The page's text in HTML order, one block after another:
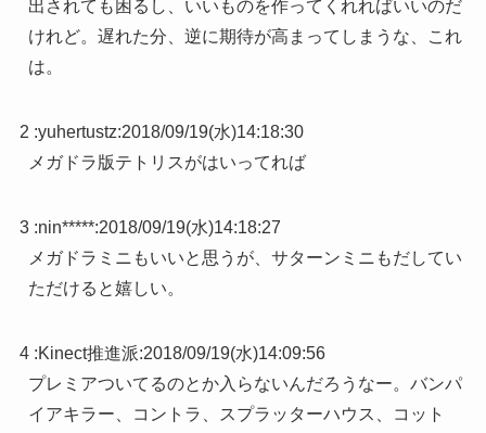
出されても困るし、いいものを作ってくれればいいのだ
けれど。遅れた分、逆に期待が高まってしまうな、これ
は。
2 :yuhertustz:2018/09/19(水)14:18:30
メガドラ版テトリスがはいってれば
3 :nin*****:2018/09/19(水)14:18:27
メガドラミニもいいと思うが、サターンミニもだしてい
ただけると嬉しい。
4 :Kinect推進派:2018/09/19(水)14:09:56
プレミアついてるのとか入らないんだろうなー。バンパ
イアキラー、コントラ、スプラッターハウス、コット